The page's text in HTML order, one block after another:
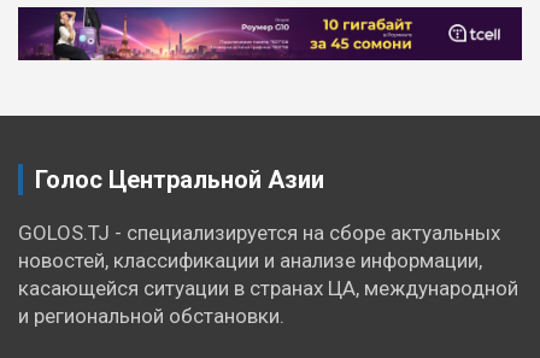
Навигация
по
Голос Центральной Азии
GOLOS.TJ - специализируется на сборе актуальных
новостей, классификации и анализе информации,
касающейся ситуации в странах ЦА, международной
и региональной обстановки.